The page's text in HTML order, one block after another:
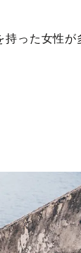
持った女性が